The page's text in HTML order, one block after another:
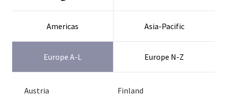
Americas Asia-Pacific
Europe A-L Europe N-Z
South Africa
Argentina
Honduras
Australia
Malaysia
Austria
Finland
Netherlands
Spain